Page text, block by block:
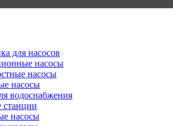
для насосов
насосы
насосы
насосы
водоснабжения
станции
насосы